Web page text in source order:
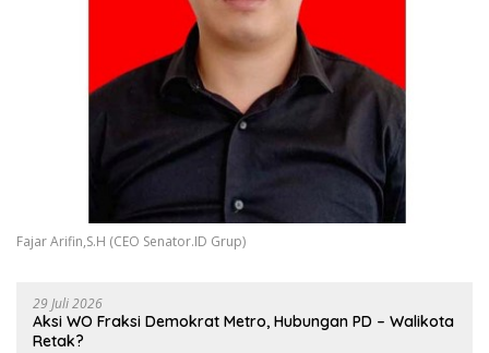
Fajar Arifin,S.H (CEO Senator.ID Grup)
29 Juli 2026
Aksi WO Fraksi Demokrat Metro, Hubungan PD – Walikota
Retak?